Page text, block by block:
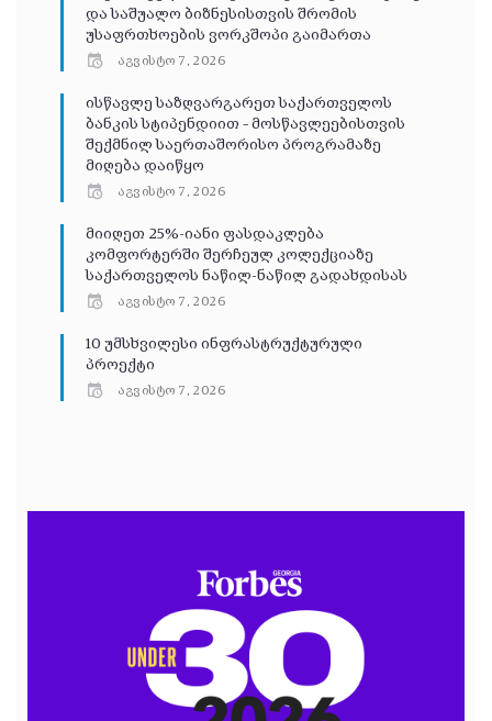
და საშუალო ბიზნესისთვის შრომის
უსაფრთხოების ვორკშოპი გაიმართა
აგვისტო 7, 2026
ისწავლე საზღვარგარეთ საქართველოს
ბანკის სტიპენდიით – მოსწავლეებისთვის
შექმნილ საერთაშორისო პროგრამაზე
მიღება დაიწყო
აგვისტო 7, 2026
მიიღეთ 25%-იანი ფასდაკლება
კომფორტერში შერჩეულ კოლექციაზე
საქართველოს ნაწილ-ნაწილ გადახდისას
აგვისტო 7, 2026
10 უმსხვილესი ინფრასტრუქტურული
პროექტი
აგვისტო 7, 2026